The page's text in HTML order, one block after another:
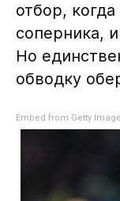
отбор,
соперника,
Но
обводку
Embed from Getty